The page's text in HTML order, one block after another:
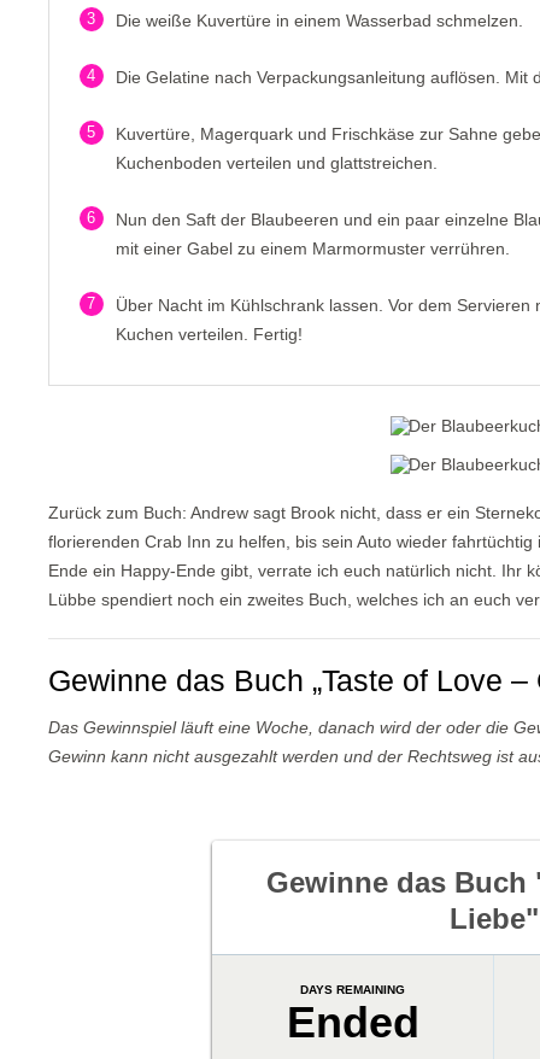
3 Die weiße Kuvertüre in einem Wasserbad schmelzen.
4 Die Gelatine nach Verpackungsanleitung auflösen. Mit
5
Kuvertüre, Magerquark und Frischkäse zur Sahne
Kuchenboden verteilen und glattstreichen.
6
Nun den Saft der Blaubeeren und ein paar einzelne
mit einer Gabel zu einem Marmormuster verrühren.
7
Über Nacht im Kühlschrank lassen. Vor dem
Kuchen verteilen. Fertig!
Zurück zum Buch: Andrew sagt Brook nicht, dass er ein
florierenden Crab Inn zu helfen, bis sein Auto wieder
Ende ein Happy-Ende gibt, verrate ich euch natürlich nicht. Ihr
Lübbe spendiert noch ein zweites Buch, welches ich an euch
Gewinne das Buch „Taste of Love
Das Gewinnspiel läuft eine Woche, danach wird der oder die
Gewinn kann nicht ausgezahlt werden und der Rechtsweg ist